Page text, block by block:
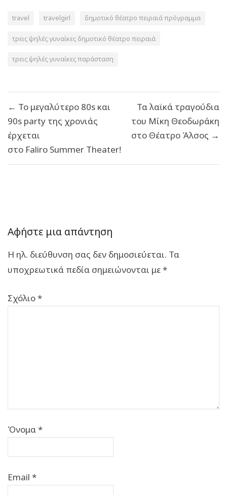
travel travelgirl δημοτικό θέατρο πειραιά πρόγραμμα
τρεις ψηλές γυναίκες δημοτικό θέατρο πειραιά
τρεις ψηλές γυναίκες παράσταση
άρθρων
← Το μεγαλύτερο 80s και
90s party της χρονιάς
έρχεται
στο Faliro Summer Theater!
Τα λαϊκά τραγούδια
του Μίκη Θεοδωράκη
στο Θέατρο Άλσος →
Αφήστε μια απάντηση
Η ηλ. διεύθυνση σας δεν δημοσιεύεται. Τα
υποχρεωτικά πεδία σημειώνονται με*
Σχόλιο*
Όνομα*
Email *